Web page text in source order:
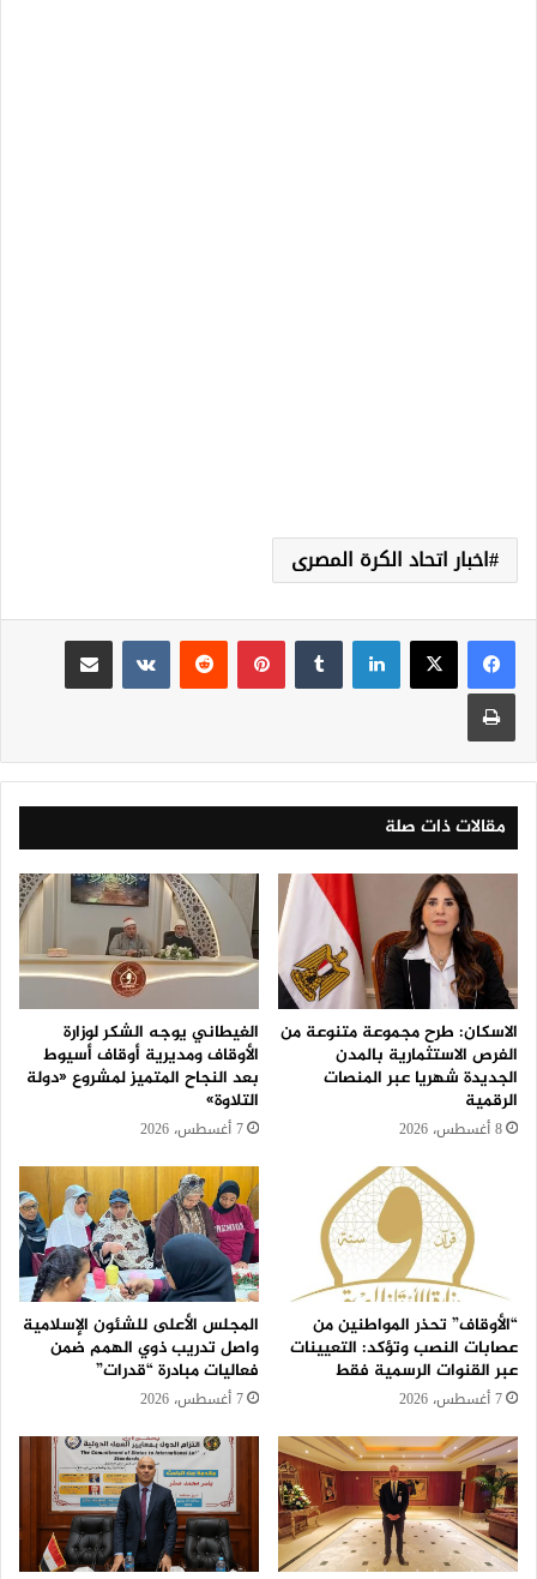
اخبار اتحاد الكرة المصرى
لينكدإن بينتيريست
مقالات ذات صلة
الاسكان: طرح مجموعة متنوعة من
الفرص الاستثمارية بالمدن
الجديدة شهريا عبر المنصات
الرقمية
8 أغسطس، 2026
الغيطاني يوجه الشكر لوزارة
الأوقاف ومديرية أوقاف أسيوط
بعد النجاح المتميز لمشروع «دولة
التلاوة»
7 أغسطس، 2026
“الأوقاف” تحذر المواطنين من
عصابات النصب وتؤكد: التعيينات
عبر القنوات الرسمية فقط
7 أغسطس، 2026
المجلس الأعلى للشئون الإسلامية
واصل تدريب ذوي الهمم ضمن
فعاليات مبادرة “قدرات”
7 أغسطس، 2026